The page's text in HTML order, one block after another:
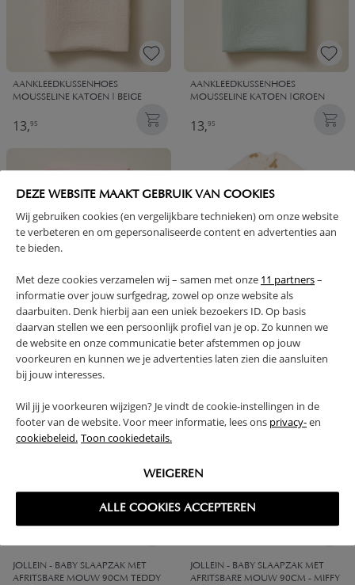
DEZE WEBSITE MAAKT GEBRUIK VAN COOKIES
Wij gebruiken cookies (en vergelijkbare technieken) om onze website
te verbeteren en om gepersonaliseerde content en advertenties aan
te bieden.
Met deze cookies verzamelen wij – samen met onze 11 partners–
informatie over jouw surfgedrag, zowel op onze website als
daarbuiten. Denk hierbij aan een uniek bezoekers ID. Op basis
daarvan stellen we een persoonlijk profiel van je op. Zo kunnen we
de website en onze communicatie beter afstemmen op jouw
voorkeuren en kunnen we je advertenties laten zien die aansluiten
bij jouw interesses.
Wil jij je voorkeuren wijzigen? Je vindt de cookie-instellingen in de
footer van de website. Voor meer informatie, lees ons privacy-en
cookiebeleid. Toon cookiedetails.
WEIGEREN
ALLE COOKIES ACCEPTEREN
AANKLEEDKUSSENHOES
MOUSSELINE KATOEN | BEIGE
13,95
AANKLEEDKUSSENHOES
MOUSSELINE KATOEN |GROEN
13,95
AANKLEEDKUSSENHOES
MOUSSELINE KATOEN | ROZE
13,95
JOLLEIN - BABY SLAAPZAK
NEWBORN 60CM TEDDY BEAR
49,99
JOLLEIN - BABY SLAAPZAK MET
AFRITSBARE MOUW 90CM TEDDY
JOLLEIN - BABY SLAAPZAK MET
AFRITSBARE MOUW 90CM - MIFFY